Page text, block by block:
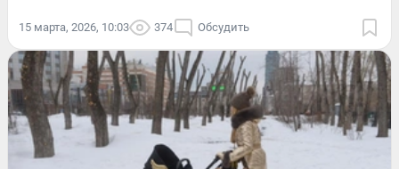
15 марта, 2026, 10:03 374 Обсудить